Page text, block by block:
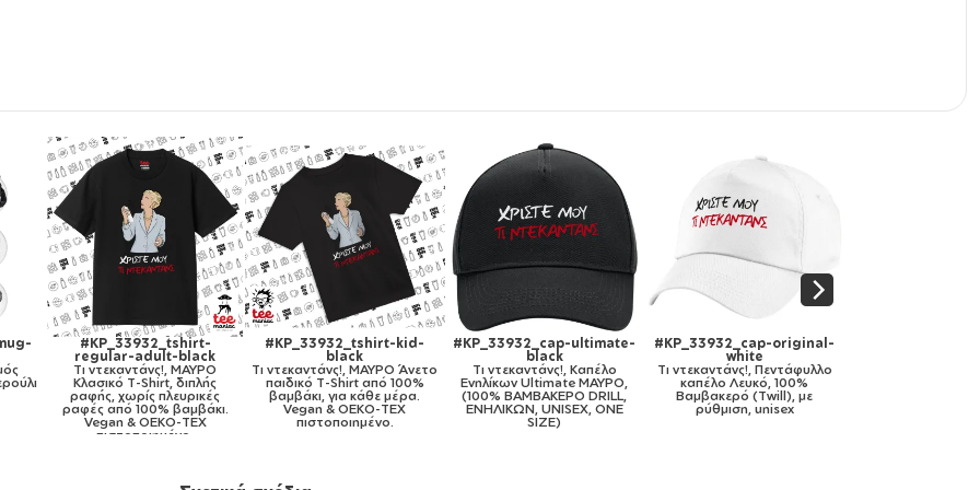
kid-
black
ΜΑΥΡΟ Άνετο
T-Shirt από 100%
για κάθε μέρα.
Vegan & OEKO-TEX
πιστοποιημένο.
#KP_33932_cap-ultimate-
Tι ντεκαντάνς!, Καπέλο
Ενηλίκων Ultimate ΜΑΥΡΟ,
(100% ΒΑΜΒΑΚΕΡΟ DRILL,
ΕΝΗΛΙΚΩΝ, UNISEX, ONE
#KP_33932_cap-original-
white
Tι ντεκαντάνς!, Πεντάφυλλο
καπέλο Λευκό, 100%
Βαμβακερό (Twill), με
ρύθμιση, unisex
#KP_33932_cap-kid-
trucker-mesh-black
Tι ντεκαντάνς!, Καπέλο
παιδικό Soft Trucker με Δίχτυ
ΜΑΥΡΟ/ΛΕΥΚΟ (POLYESTER,
ΠΑΙΔΙΚΟ, ONE SIZE)
#KP_33932_11oz
Tι ντεκαντάνς!, Κούπα,
κεραμική, 330ml